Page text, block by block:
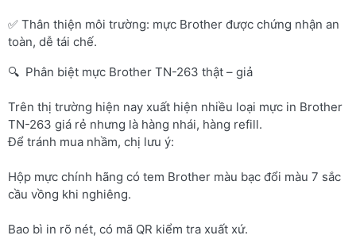
✅ Thân thiện môi trường: mực Brother được chứng nhận an
toàn, dễ tái chế.
🔍 Phân biệt mực Brother TN-263 thật – giả
Trên thị trường hiện nay xuất hiện nhiều loại mực in Brother
TN-263 giá rẻ nhưng là hàng nhái, hàng refill.
Để tránh mua nhầm, chị lưu ý:
Hộp mực chính hãng có tem Brother màu bạc đổi màu 7 sắc
cầu vồng khi nghiêng.
Bao bì in rõ nét, có mã QR kiểm tra xuất xứ.